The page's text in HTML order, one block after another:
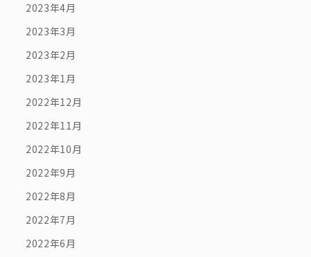
2023年4月
2023年3月
2023年2月
2023年1月
2022年12月
2022年11月
2022年10月
2022年9月
2022年8月
2022年7月
2022年6月